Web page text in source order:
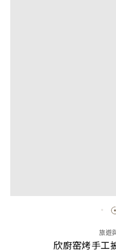
旅遊
欣廚窑烤手工